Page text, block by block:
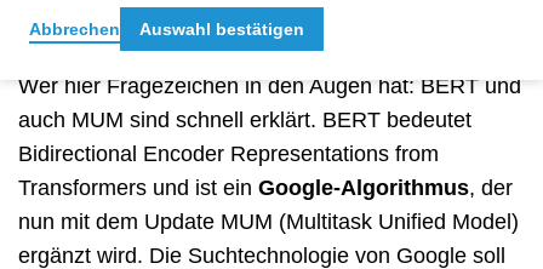
BERT geht’s zu MUM
Wer hier Fragezeichen in den Augen hat: BERT und
auch MUM sind schnell erklärt. BERT bedeutet
Bidirectional Encoder Representations from
Transformers und ist ein Google-Algorithmus, der
nun mit dem Update MUM (Multitask Unified Model)
ergänzt wird. Die Suchtechnologie von Google soll
Abbrechen Auswahl bestätigen